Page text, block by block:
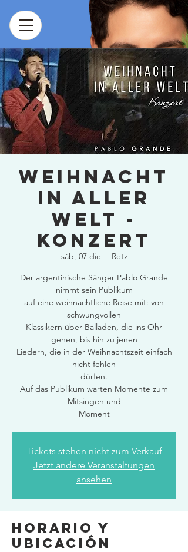
Weihnacht
in aller
Welt -
Konzert
sáb, 07 dic
  |
Retz
Der argentinische Sänger Pablo Grande
nimmt sein Publikum
auf eine weihnachtliche Reise mit: von
schwungvollen
Klassikern über Balladen, die ins Ohr
gehen, bis hin zu jenen
Liedern, die in der Weihnachtszeit einfach
nicht fehlen
dürfen.
Auf das Publikum warten Momente zum
Mitsingen und
Moment
Tickets stehen nicht zum Verkauf
Jetzt andere Veranstaltungen
ansehen
Horario y
ubicación